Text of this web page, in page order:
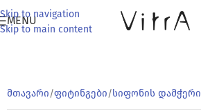
Skip to navigation
Skip to main content
MENU
მთავარი/ფიტინგები/სიფონის დამჭერი